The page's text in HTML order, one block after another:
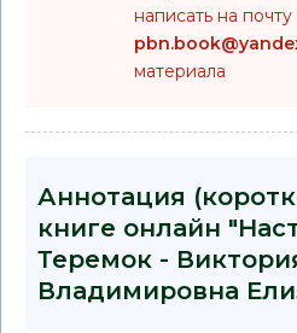
написать на почту
материала
Аннотация
книге онлайн
Теремок -
Владимировна